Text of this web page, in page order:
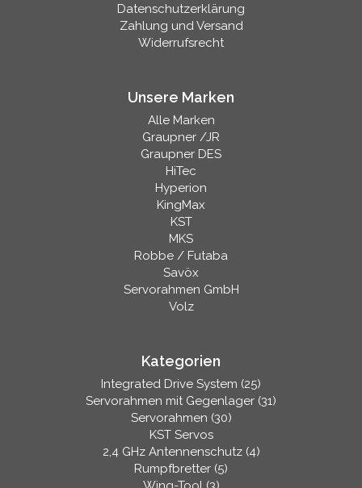
Datenschutzerklärung
Zahlung und Versand
Widerrufsrecht
Unsere Marken
Alle Marken
Graupner /JR
Graupner DES
HiTec
Hyperion
KingMax
KST
MKS
Robbe / Futaba
Savöx
Servorahmen GmbH
Volz
Kategorien
Integrated Drive System (25)
Servorahmen mit Gegenlager (31)
Servorahmen (30)
KST Servos
2,4 GHz Antennenschutz (4)
Rumpfbretter (5)